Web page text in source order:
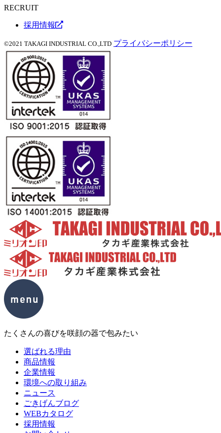
RECRUIT
採用情報
©2021 TAKAGI INDUSTRIAL CO.,LTD プライバシーポリシー
たくさんの喜びを咲顔の器で包みたい
選ばれる理由
商品情報
企業情報
環境への取り組み
ニュース
ごきげんブログ
WEBカタログ
採用情報